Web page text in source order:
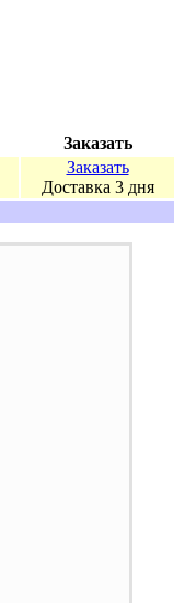
Заказать
Заказать
Доставка 3 дня